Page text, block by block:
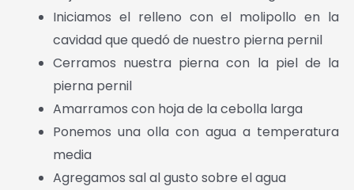
Iniciamos el relleno con el molipollo en la
cavidad que quedó de nuestro pierna pernil
Cerramos nuestra pierna con la piel de la
pierna pernil
Amarramos con hoja de la cebolla larga
Ponemos una olla con agua a temperatura
media
Agregamos sal al gusto sobre el agua